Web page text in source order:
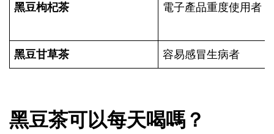
黑豆枸杞茶 電子產品重度使用者
黑豆甘草茶 容易感冒生病者
黑豆茶可以每天喝嗎？